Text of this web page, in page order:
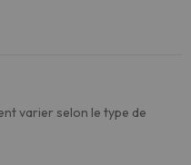
varier selon le type de